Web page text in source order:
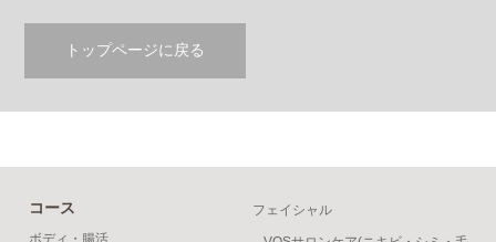
トップページに戻る
コース フェイシャル